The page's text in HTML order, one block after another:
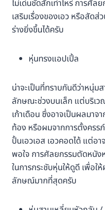
ไม่เด่นชัดสักเท่าไหร่ การศัล
เสริมเรื่องของเอว หรือสัดส่
ร่างยิ่งขึ้นได้ครับ
หุ่นทรงแอปเปิ้ล
น่าจะเป็นที่ทราบกันดีว่าหนุ่ม
ลักษณะช่วงบนเล็ก แต่บริเ
เก้าเดือน ซึ่งอาจเป็นผลมาจ
ท้อง หรือผมจากการตั้งครร
ปั้นเอวเอส เอวคอดได้ แต่อ
พอใจ การศัลยกรรมตัดหนัง
ในการกระชับหุ่นให้ดูดี เพื่อ
ลักษณ์มากที่สุดครับ